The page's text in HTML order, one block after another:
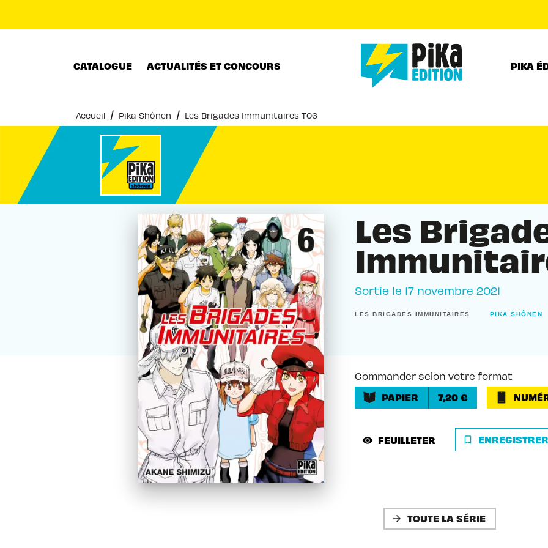
CATALOGUE ACTUALITÉS ET CONCOURS PIKA
Accueil / Pika Shônen / Les Brigades Immunitaires T06
Les
Sortie le 17 novembre 2021
LES BRIGADES IMMUNITAIRES PIKA SHÔNEN
Commander selon votre format
PAPIER
7,20 €
visibility FEUILLETER bookmark_border ENREGISTRER
arrow_forward TOUTE LA SÉRIE